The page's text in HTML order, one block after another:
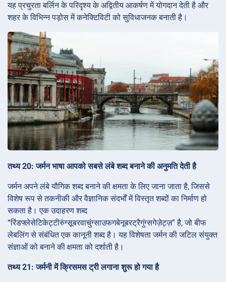
यह प्रचुरता बर्लिन के परिदृश्य के अद्वितीय आकर्षण में योगदान देती है और
शहर के विभिन्न पड़ोस में कनेक्टिविटी को सुविधाजनक बनाती है।
तथ्य 20: जर्मन भाषा आपको सबसे लंबे शब्द बनाने की अनुमति देती है
जर्मन अपने लंबे यौगिक शब्द बनाने की क्षमता के लिए जाना जाता है, जिससे
विशेष रूप से तकनीकी और वैज्ञानिक संदर्भों में विस्तृत शब्दों का निर्माण हो
सकता है। एक उदाहरण शब्द
“रिंडफ्लेसेटिकेट्टीरुंग्सूबरवाचुंग्साउफगबेनूबरट्रैगुंग्सगेज़ेट्ज़” है, जो बीफ
लेबलिंग से संबंधित एक कानूनी शब्द है। यह विशेषता जर्मन की जटिल संयुक्त
संज्ञाओं को बनाने की क्षमता को दर्शाती है।
तथ्य 21: जर्मनी में क्रिसमस ट्री लगाना शुरू हो गया है